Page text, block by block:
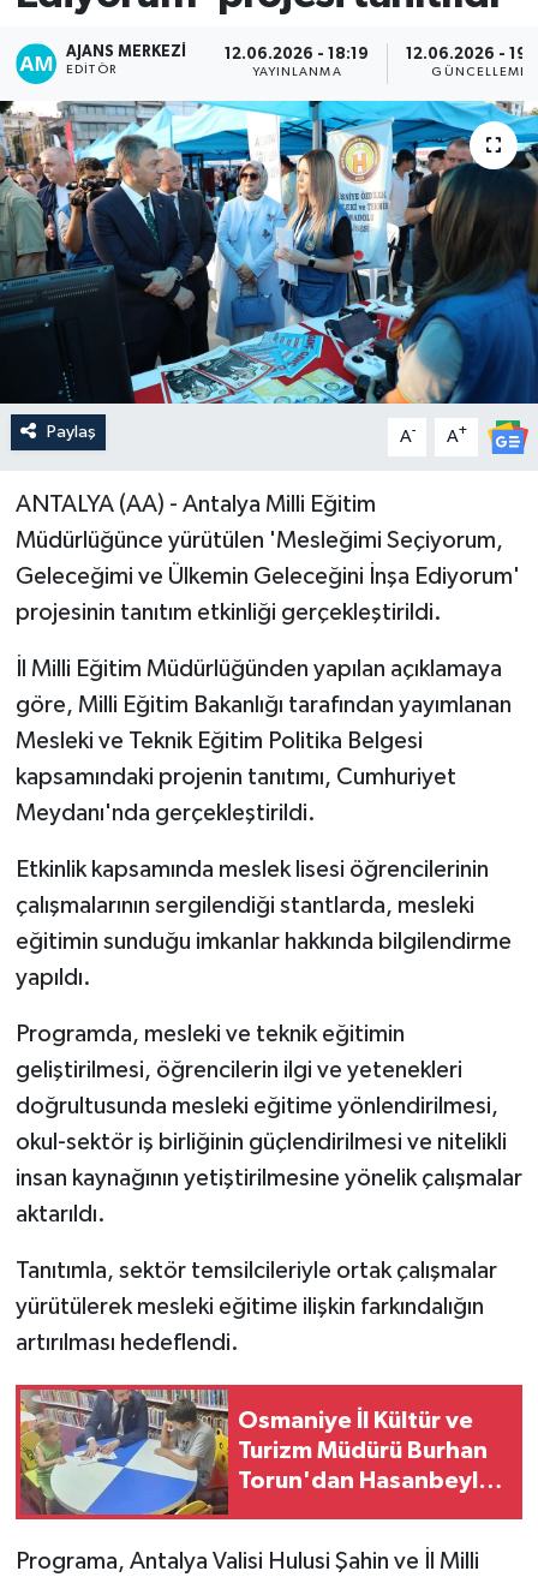
AJANS MERKEZI
EDITÖR
12.06.2026 - 18:19
YAYINLANMA
12.06.2026 -
GÜNCELLEME
Paylaş A- A+
ANTALYA (AA) - Antalya Milli Eğitim
Müdürlüğünce yürütülen 'Mesleğimi Seçiyorum,
Geleceğimi ve Ülkemin Geleceğini İnşa Ediyorum'
projesinin tanıtım etkinliği gerçekleştirildi.
İl Milli Eğitim Müdürlüğünden yapılan açıklamaya
göre, Milli Eğitim Bakanlığı tarafından yayımlanan
Mesleki ve Teknik Eğitim Politika Belgesi
kapsamındaki projenin tanıtımı, Cumhuriyet
Meydanı'nda gerçekleştirildi.
Etkinlik kapsamında meslek lisesi öğrencilerinin
çalışmalarının sergilendiği stantlarda, mesleki
eğitimin sunduğu imkanlar hakkında bilgilendirme
yapıldı.
Programda, mesleki ve teknik eğitimin
geliştirilmesi, öğrencilerin ilgi ve yetenekleri
doğrultusunda mesleki eğitime yönlendirilmesi,
okul-sektör iş birliğinin güçlendirilmesi ve nitelikli
insan kaynağının yetiştirilmesine yönelik çalışmalar
aktarıldı.
Tanıtımla, sektör temsilcileriyle ortak çalışmalar
yürütülerek mesleki eğitime ilişkin farkındalığın
artırılması hedeflendi.
Osmaniye İl Kültür ve
Turizm Müdürü Burhan
Torun'dan Hasanbeyli
Programa, Antalya Valisi Hulusi Şahin ve İl Milli